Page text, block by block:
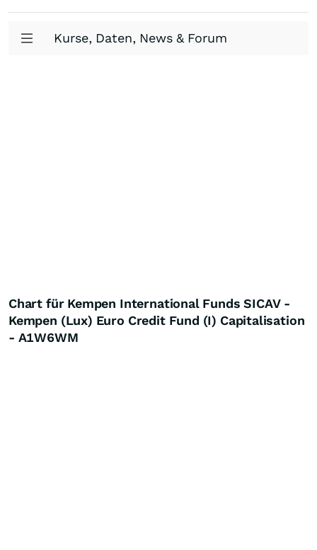
Kurse, Daten, News & Forum
Chart für Kempen International Funds SICAV -
Kempen (Lux) Euro Credit Fund (I) Capitalisation
- A1W6WM